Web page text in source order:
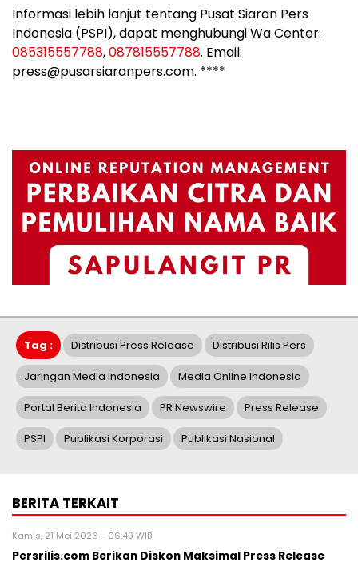
Informasi lebih lanjut tentang Pusat Siaran Pers
Indonesia (PSPI), dapat menghubungi Wa Center:
085315557788,087815557788. Email:
press@pusarsiaranpers.com. ****
Tag : Distribusi Press Release Distribusi Rilis Pers
Jaringan Media Indonesia Media Online Indonesia
Portal Berita Indonesia PR Newswire Press Release
PSPI Publikasi Korporasi Publikasi Nasional
BERITA TERKAIT
Kamis, 21 Mei 2026 - 06:49 WIB
Persrilis.com Berikan Diskon Maksimal Press Release